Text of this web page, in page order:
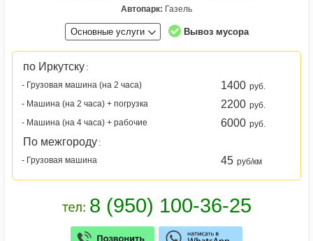
Автопарк: Газель
Основные услуги Вывоз мусора
по Иркутску :
- Грузовая машина (на 2 часа)
1400 руб.
- Машина (на 2 часа) + погрузка
2200 руб.
- Машина (на 4 часа) + рабочие
6000 руб.
По межгороду :
- Грузовая машина
45 руб/км